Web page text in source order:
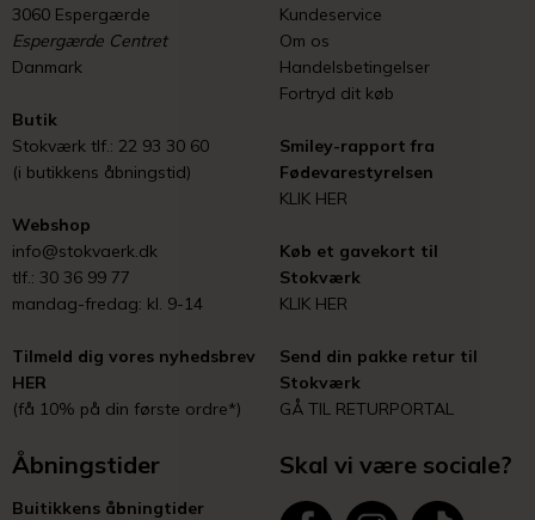
3060 Espergærde
Espergærde Centret
Danmark
Butik
Stokværk tlf.: 22 93 30 60
(i butikkens åbningstid)
Webshop
info@stokvaerk.dk
tlf.: 30 36 99 77
mandag-fredag: kl. 9-14
Tilmeld dig vores nyhedsbrev
HER
(få 10% på din første ordre*)
Kundeservice
Om os
Handelsbetingelser
Fortryd dit køb
Smiley-rapport fra
Fødevarestyrelsen
KLIK HER
Køb et gavekort til
Stokværk
KLIK HER
Send din pakke retur til
Stokværk
GÅ TIL RETURPORTAL
Åbningstider
Buitikkens åbningtider
Skal vi være sociale?